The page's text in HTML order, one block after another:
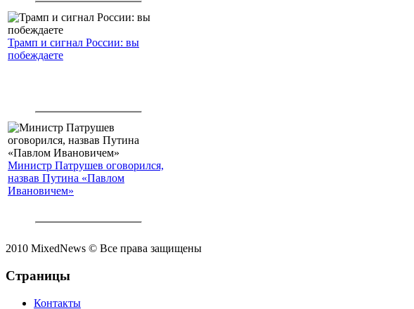
Трамп и сигнал России: вы
побеждаете
Министр Патрушев оговорился,
назвав Путина «Павлом
Ивановичем»
2010 MixedNews © Все права защищены
Страницы
Контакты